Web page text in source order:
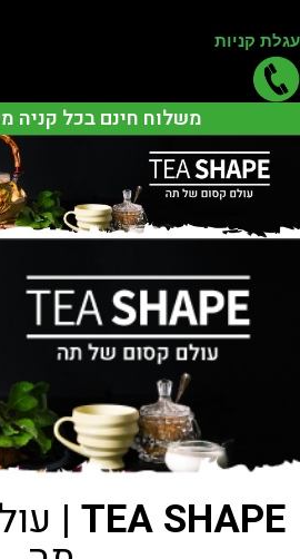
קניות
משלוח חינם בכל קניה מעל 300
TEA SHAPE
|